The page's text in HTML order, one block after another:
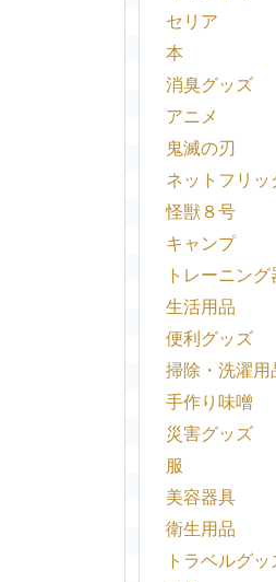
セリア
本
消臭グッズ
アニメ
鬼滅の刃
ネットフリッ
怪獣８号
キャンプ
トレーニング
生活用品
便利グッズ
掃除・洗濯用
手作り味噌
災害グッズ
服
美容器具
衛生用品
トラベルグッ